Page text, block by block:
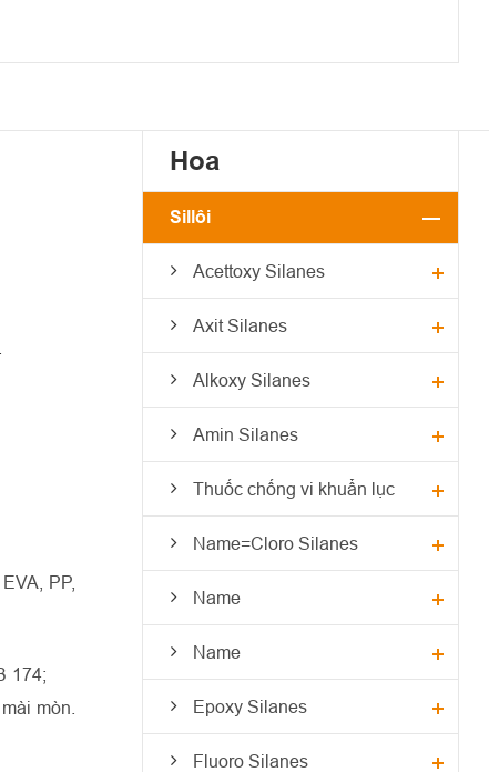
PP,
174;
mòn.
Hoa
Sillôi
Acettoxy Silanes
Axit Silanes
Alkoxy Silanes
Amin Silanes
Thuốc chống vi khuẩn lục
Name=Cloro Silanes
Name
Name
Epoxy Silanes
Fluoro Silanes